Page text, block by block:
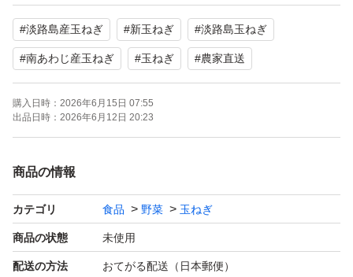
で美味しくいただけます。レンジでチンして鰹節とポン酢
で食べても美味いです。また加熱すると甘みが増すため、
炒め物や肉じゃが、カレーなどにもおすすめです。
おてがるゆうパックでの配送となります。よろしくお願い
特徴…農家直送
量…3kg
#淡路島産玉ねぎ #新玉ねぎ #淡路島玉ねぎ
#南あわじ産玉ねぎ #玉ねぎ #農家直送
購入日時： 2026年6月15日 07:55
出品日時： 2026年6月12日 20:23
商品の情報
カテゴリ 食品 野菜 玉ねぎ
商品の状態 未使用
配送の方法 おてがる配送（日本郵便）